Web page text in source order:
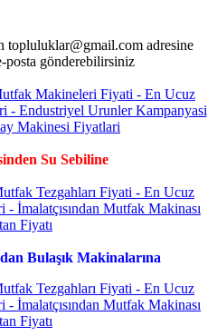
Su Sebiline
Bulaşık Makinalarına